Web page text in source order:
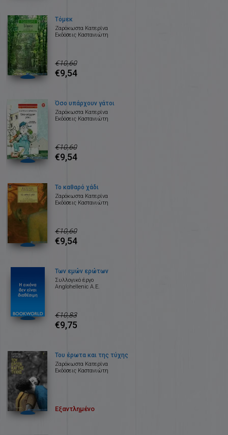
Τόμεκ
Ζαρόκωστα Κατερίνα
Εκδόσεις Καστανιώτη
€10,60
€9,54
Όσο υπάρχουν γάτοι
Ζαρόκωστα Κατερίνα
Εκδόσεις Καστανιώτη
€10,60
€9,54
Το καθαρό χάδι
Ζαρόκωστα Κατερίνα
Εκδόσεις Καστανιώτη
€10,60
€9,54
Των εμών ερώτων
Συλλογικό έργο
Anglohellenic Α.Ε.
€10,83
€9,75
Του έρωτα και της τύχης
Ζαρόκωστα Κατερίνα
Εκδόσεις Καστανιώτη
Εξαντλημένο